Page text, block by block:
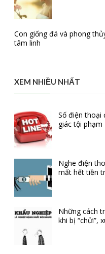
Con giống đá và phong
tâm linh
XEM NHIỀU NHẤT
Số điện thoại
giác tội phạm
Nghe điện
mất hết tiền
Những cách
khi bị “chửi”,